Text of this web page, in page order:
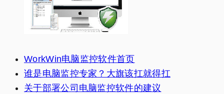
WorkWin电脑监控软件首页
谁是电脑监控专家？大旗该扛就得扛
关于部署公司电脑监控软件的建议